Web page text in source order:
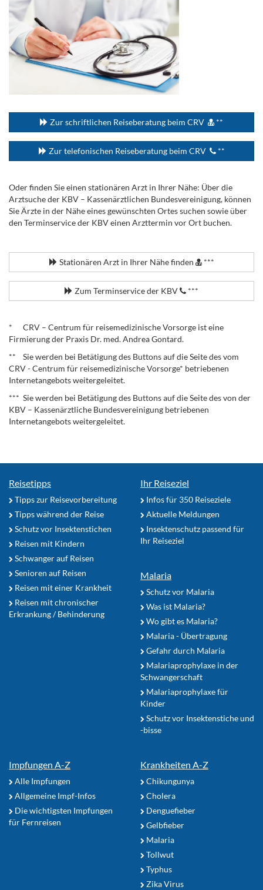
Zur schriftlichen Reiseberatung beim CRV **
Zur telefonischen Reiseberatung beim CRV **
Oder finden Sie einen stationären Arzt in Ihrer Nähe: Über die
Arztsuche der KBV – Kassenärztlichen Bundesvereinigung, können
Sie Ärzte in der Nähe eines gewünschten Ortes suchen sowie über
den Terminservice der KBV einen Arzttermin vor Ort buchen.
Stationären Arzt in Ihrer Nähe finden ***
Zum Terminservice der KBV ***
* CRV – Centrum für reisemedizinische Vorsorge ist eine
Firmierung der Praxis Dr. med. Andrea Gontard.
** Sie werden bei Betätigung des Buttons auf die Seite des vom
CRV - Centrum für reisemedizinische Vorsorge* betriebenen
Internetangebots weitergeleitet.
*** Sie werden bei Betätigung des Buttons auf die Seite des von der
KBV – Kassenärztliche Bundesvereinigung betriebenen
Internetangebots weitergeleitet.
Reisetipps
Tipps zur Reisevorbereitung
Tipps während der Reise
Schutz vor Insektenstichen
Reisen mit Kindern
Schwanger auf Reisen
Senioren auf Reisen
Reisen mit einer Krankheit
Reisen mit chronischer
Erkrankung / Behinderung
Ihr Reiseziel
Infos für 350 Reiseziele
Aktuelle Meldungen
Insektenschutz passend für
Ihr Reiseziel
Malaria
Schutz vor Malaria
Was ist Malaria?
Wo gibt es Malaria?
Malaria - Übertragung
Gefahr durch Malaria
Malariaprophylaxe in der
Schwangerschaft
Malariaprophylaxe für
Kinder
Schutz vor Insektenstiche und
-bisse
Impfungen A-Z
Alle Impfungen
Allgemeine Impf-Infos
Die wichtigsten Impfungen
für Fernreisen
Krankheiten A-Z
Chikungunya
Cholera
Denguefieber
Gelbfieber
Malaria
Tollwut
Typhus
Zika Virus